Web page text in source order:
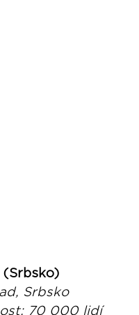
(Srbsko)
Srbsko
70 000 lidí